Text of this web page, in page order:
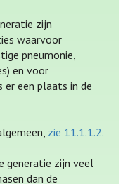
zijn
waarvoor
pneumonie,
en voor
er een plaats in de
zie 11.1.1.2.
generatie zijn veel
dan de